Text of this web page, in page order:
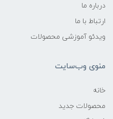
درباره ما
ارتباط با ما
ویدئو آموزشی محصولات
منوی وب‌سایت
خانه
محصولات جدید